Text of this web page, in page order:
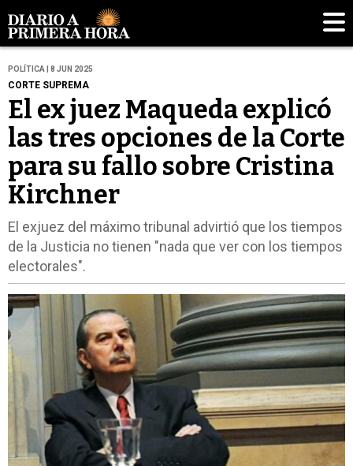
POLÍTICA | 8 JUN 2025
CORTE SUPREMA
El ex juez Maqueda explicó
las tres opciones de la Corte
para su fallo sobre Cristina
Kirchner
El exjuez del máximo tribunal advirtió que los tiempos
de la Justicia no tienen "nada que ver con los tiempos
electorales".